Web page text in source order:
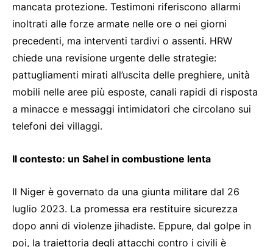
mancata protezione. Testimoni riferiscono allarmi
inoltrati alle forze armate nelle ore o nei giorni
precedenti, ma interventi tardivi o assenti. HRW
chiede una revisione urgente delle strategie:
pattugliamenti mirati all’uscita delle preghiere, unità
mobili nelle aree più esposte, canali rapidi di risposta
a minacce e messaggi intimidatori che circolano sui
telefoni dei villaggi.
Il contesto: un Sahel in combustione lenta
Il Niger è governato da una giunta militare dal 26
luglio 2023. La promessa era restituire sicurezza
dopo anni di violenze jihadiste. Eppure, dal golpe in
poi, la traiettoria degli attacchi contro i civili è